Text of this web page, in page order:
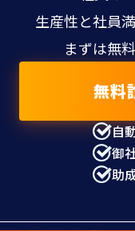
生産性と社員
まずは無
無料
自
御
助